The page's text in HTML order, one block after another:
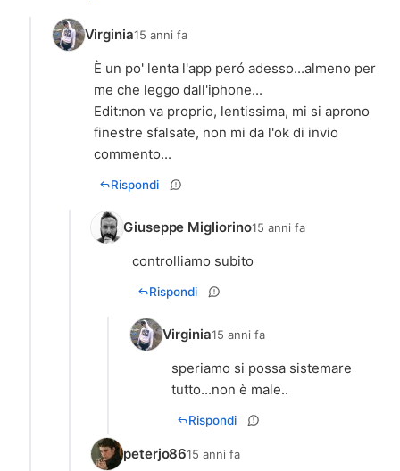
Virginia15 anni fa
È un po' lenta l'app peró adesso...almeno per
me che leggo dall'iphone...
Edit:non va proprio, lentissima, mi si aprono
finestre sfalsate, non mi da l'ok di invio
commento...
Rispondi
Giuseppe Migliorino15 anni fa
controlliamo subito
Rispondi
Virginia15 anni fa
speriamo si possa sistemare
tutto...non è male..
Rispondi
peterjo8615 anni fa